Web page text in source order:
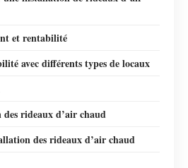
et rentabilité
avec différents types de locaux
rideaux d’air chaud
des rideaux d’air chaud